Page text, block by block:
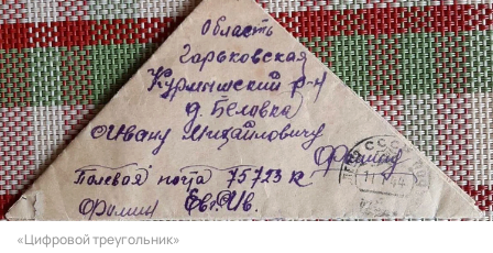
«Цифровой треугольник»